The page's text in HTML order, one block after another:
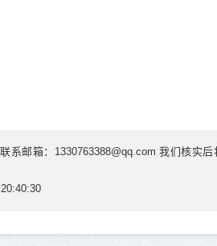
邮箱：1330763388@qq.com 我们核实后